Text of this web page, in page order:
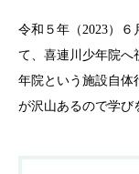
令和５年（2023）
て、喜連川少年院へ
年院という施設自体
が沢山あるので学び